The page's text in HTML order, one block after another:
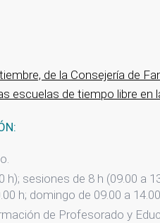
de la Consejería de
escuelas de tiempo libre en
h); sesiones de 8 h (09.00 a
h; domingo de 09.00 a
de Profesorado y